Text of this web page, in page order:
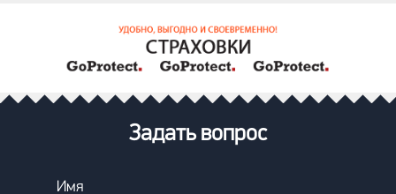
Задать вопрос
Имя